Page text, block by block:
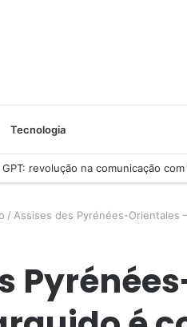
Tecnologia
revolução na comunicação
/ Assises des Pyrénées-Orientales